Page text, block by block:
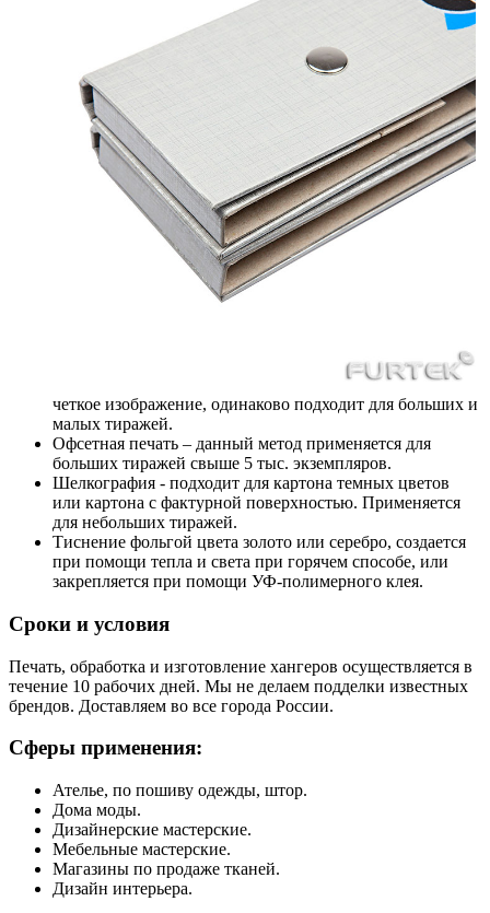
четкое изображение, одинаково подходит для больших и
малых тиражей.
Офсетная печать – данный метод применяется для
больших тиражей свыше 5 тыс. экземпляров.
Шелкография - подходит для картона темных цветов
или картона с фактурной поверхностью. Применяется
для небольших тиражей.
Тиснение фольгой цвета золото или серебро, создается
при помощи тепла и света при горячем способе, или
закрепляется при помощи УФ-полимерного клея.
Сроки и условия
Печать, обработка и изготовление хангеров осуществляется в
течение 10 рабочих дней. Мы не делаем подделки известных
брендов. Доставляем во все города России.
Сферы применения:
Ателье, по пошиву одежды, штор.
Дома моды.
Дизайнерские мастерские.
Мебельные мастерские.
Магазины по продаже тканей.
Дизайн интерьера.